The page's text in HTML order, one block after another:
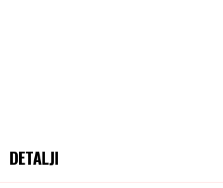
DETALJI